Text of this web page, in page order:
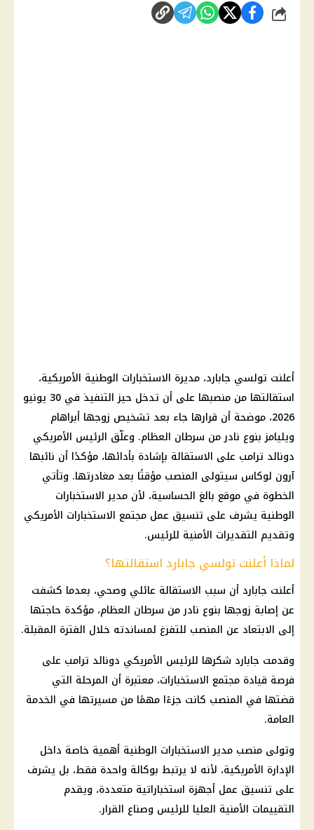
شارك
أعلنت تولسي جابارد، مديرة الاستخبارات الوطنية الأمريكية،
استقالتها من منصبها على أن تدخل حيز التنفيذ في 30 يونيو
2026، موضحة أن قرارها جاء بعد تشخيص زوجها أبراهام
ويليامز بنوع نادر من سرطان العظام. وعلّق الرئيس الأمريكي
دونالد ترامب على الاستقالة بإشادة بأدائها، مؤكدًا أن نائبها
آرون لوكاس سيتولى المنصب مؤقتًا بعد مغادرتها. وتأتي
الخطوة في موقع بالغ الحساسية، لأن مدير الاستخبارات
الوطنية يشرف على تنسيق عمل مجتمع الاستخبارات الأمريكي
وتقديم التقديرات الأمنية للرئيس.
لماذا أعلنت تولسي جابارد استقالتها؟
أعلنت جابارد أن سبب الاستقالة عائلي وصحي، بعدما كشفت
عن إصابة زوجها بنوع نادر من سرطان العظام، مؤكدة حاجتها
إلى الابتعاد عن المنصب للتفرغ لمساندته خلال الفترة المقبلة.
وقدمت جابارد شكرها للرئيس الأمريكي دونالد ترامب على
فرصة قيادة مجتمع الاستخبارات، معتبرة أن المرحلة التي
قضتها في المنصب كانت جزءًا مهمًا من مسيرتها في الخدمة
العامة.
وتولى منصب مدير الاستخبارات الوطنية أهمية خاصة داخل
الإدارة الأمريكية، لأنه لا يرتبط بوكالة واحدة فقط، بل يشرف
على تنسيق عمل أجهزة استخباراتية متعددة، ويقدم
التقييمات الأمنية العليا للرئيس وصناع القرار.